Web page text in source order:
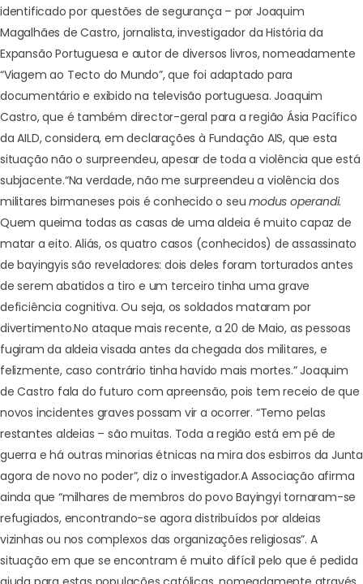
identificado por questões de segurança – por Joaquim
Magalhães de Castro, jornalista, investigador da História da
Expansão Portuguesa e autor de diversos livros, nomeadamente
“Viagem ao Tecto do Mundo”, que foi adaptado para
documentário e exibido na televisão portuguesa. Joaquim
Castro, que é também director-geral para a região Ásia Pacífico
da AILD, considera, em declarações à Fundação AIS, que esta
situação não o surpreendeu, apesar de toda a violência que está
subjacente.“Na verdade, não me surpreendeu a violência dos
militares birmaneses pois é conhecido o seumodus operandi.
Quem queima todas as casas de uma aldeia é muito capaz de
matar a eito. Aliás, os quatro casos (conhecidos) de assassinato
de bayingyis são reveladores: dois deles foram torturados antes
de serem abatidos a tiro e um terceiro tinha uma grave
deficiência cognitiva. Ou seja, os soldados mataram por
divertimento.No ataque mais recente, a 20 de Maio, as pessoas
fugiram da aldeia visada antes da chegada dos militares, e
felizmente, caso contrário tinha havido mais mortes.” Joaquim
de Castro fala do futuro com apreensão, pois tem receio de que
novos incidentes graves possam vir a ocorrer. “Temo pelas
restantes aldeias – são muitas. Toda a região está em pé de
guerra e há outras minorias étnicas na mira dos esbirros da Junta
agora de novo no poder”, diz o investigador.A Associação afirma
ainda que “milhares de membros do povo Bayingyi tornaram-se
refugiados, encontrando-se agora distribuídos por aldeias
vizinhas ou nos complexos das organizações religiosas”. A
situação em que se encontram é muito difícil pelo que é pedida